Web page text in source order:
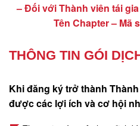
– Đối với Thành viên tái
Tên Chapter – Mã
THÔNG TIN GÓI
Khi đăng ký trở thành
được các lợi ích và cơ hội